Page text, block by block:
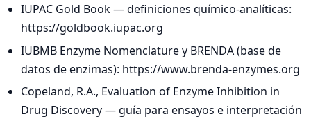
IUPAC Gold Book — definiciones químico‑analíticas:
https://goldbook.iupac.org
IUBMB Enzyme Nomenclature y BRENDA (base de
datos de enzimas): https://www.brenda-enzymes.org
Copeland, R.A., Evaluation of Enzyme Inhibition in
Drug Discovery — guía para ensayos e interpretación